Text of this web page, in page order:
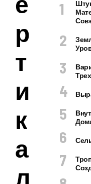
р
т
и
к
а
л